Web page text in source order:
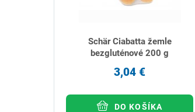
Schär Ciabatta žemle
bezgluténové 200 g
3,04 €
DO KOŠÍKA